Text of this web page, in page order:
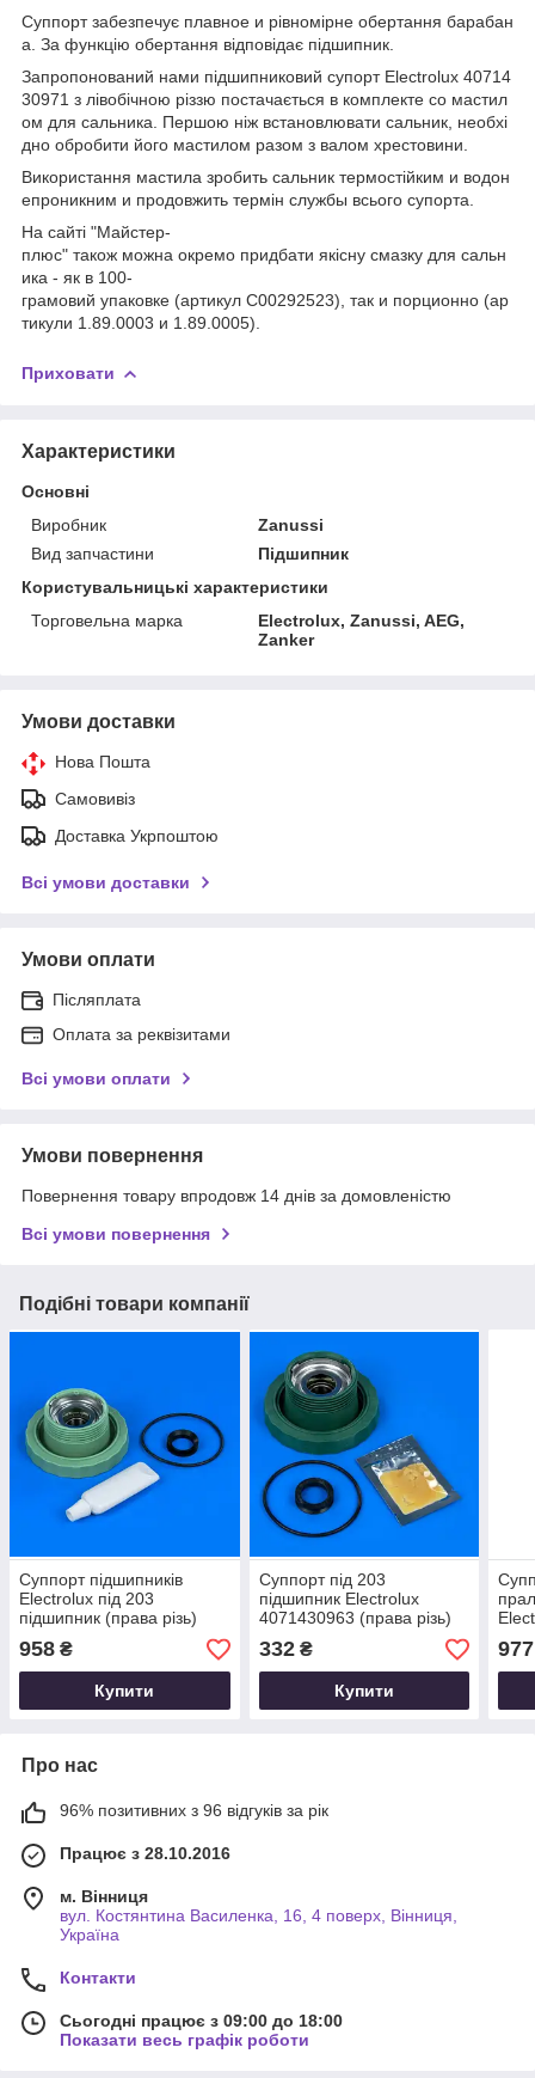
Суппорт забезпечує плавное и рівномірне обертання барабан
а. За функцію обертання відповідає підшипник.
Запропонований нами підшипниковий супорт Electrolux 40714
30971 з лівобічною різзю постачається в комплекте со мастил
ом для сальника. Першою ніж встановлювати сальник, необхі
дно обробити його мастилом разом з валом хрестовини.
Використання мастила зробить сальник термостійким и водон
епроникним и продовжить термін службы всього супорта.
На сайті "Майстер-
плюс" також можна окремо придбати якісну смазку для сальн
ика - як в 100-
грамовий упаковке (артикул C00292523), так и порционно (ар
тикули 1.89.0003 и 1.89.0005).
Приховати
Характеристики
Основні
Виробник
Zanussi
Вид запчастини
Підшипник
Користувальницькі характеристики
Торговельна марка
Electrolux, Zanussi, AEG,
Zanker
Умови доставки
Нова Пошта
Самовивіз
Доставка Укрпоштою
Всі умови доставки
Умови оплати
Післяплата
Оплата за реквізитами
Всі умови оплати
Умови повернення
Повернення товару впродовж 14 днів за домовленістю
Всі умови повернення
Подібні товари компанії
Суппорт підшипників
Electrolux під 203
підшипник (права різь)
Original
958 ₴
Купити
Суппорт під 203
підшипник Electrolux
4071430963 (права різь)
SKL
332₴
Купити
977
Про нас
96% позитивних з 96 відгуків за рік
Працює з 28.10.2016
м. Вінниця
вул. Костянтина Василенка, 16, 4 поверх, Вінниця,
Україна
Контакти
Сьогодні працює з 09:00 до 18:00
Показати весь графік роботи